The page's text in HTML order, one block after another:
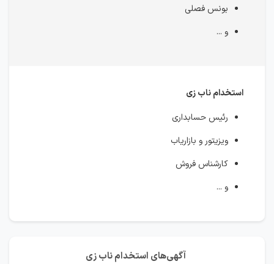
بونس فصلی
و ...
استخدام ناب زی
رئیس حسابداری
ویزیتور و بازاریاب
کارشناس فروش
و ...
آگهی‌های استخدام ناب زی